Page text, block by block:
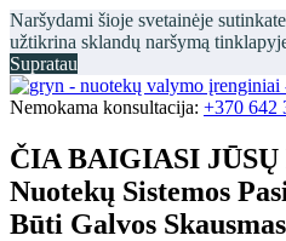
Naršydami šioje svetainėje
užtikrina sklandų naršymą
Supratau
Nemokama konsultacija: +370 642
ČIA BAIGIASI JŪSŲ
Nuotekų Sistemos
Būti Galvos Skausmas